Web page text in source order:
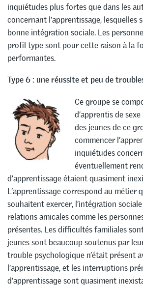
inquiétudes plus fortes que dans les
concernant l’apprentissage, lesquelles
bonne intégration sociale. Les
profil type sont pour cette raison à la
performantes.
Type 6 : une réussite et peu de
Ce groupe se
d’apprentis de
des jeunes de ce
commencer
inquiétudes
éventuellement
d’apprentissage étaient quasiment
L’apprentissage correspond au métier
souhaitent exercer, l’intégration
relations amicales comme les
présentes. Les difficultés familiales
jeunes sont beaucoup soutenus par
trouble psychologique n’était présent
l’apprentissage, et les interruptions
d’apprentissage sont quasiment